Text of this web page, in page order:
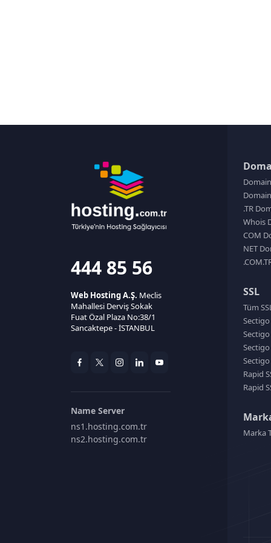
444 85 56
Web Hosting A.Ş. Meclis
Mahallesi Derviş Sokak
Fuat Özal Plaza No:38/1
Sancaktepe - İSTANBUL
Name Server
ns1.hosting.com.tr
ns2.hosting.com.tr
.TR
Whois
COM
NET
SSL
Tüm
Sectigo
Rapid
Rapid
Marka